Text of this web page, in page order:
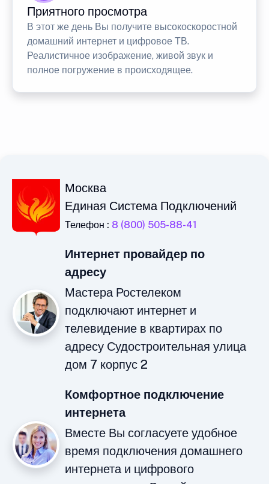
Приятного просмотра
В этот же день Вы получите высокоскоростной
домашний интернет и цифровое ТВ.
Реалистичное изображение, живой звук и
полное погружение в происходящее.
Москва
Единая Система Подключений
Телефон : 8 (800) 505-88-41
Интернет провайдер по
адресу
Мастера Ростелеком
подключают интернет и
телевидение в квартирах по
адресу Судостроительная улица
дом 7 корпус 2
Комфортное подключение
интернета
Вместе Вы согласуете удобное
время подключения домашнего
интернета и цифрового